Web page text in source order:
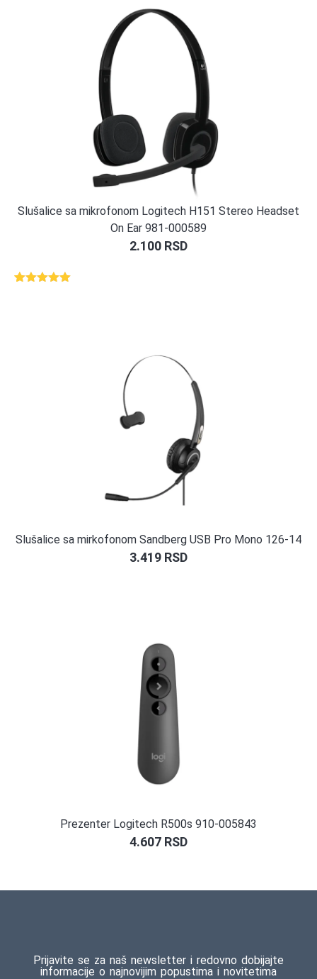
Slušalice sa mikrofonom Logitech H151 Stereo Headset
On Ear 981-000589
2.100 RSD
Slušalice sa mirkofonom Sandberg USB Pro Mono 126-14
3.419 RSD
Prezenter Logitech R500s 910-005843
4.607 RSD
Prijavite se za naš newsletter i redovno dobijajte
informacije o najnovijim popustima i novitetima